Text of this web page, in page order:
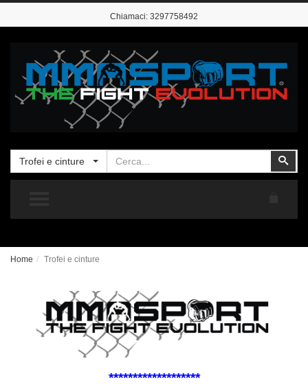
Chiamaci: 3297758492
Trofei e cinture
Home Trofei e cinture
*******************